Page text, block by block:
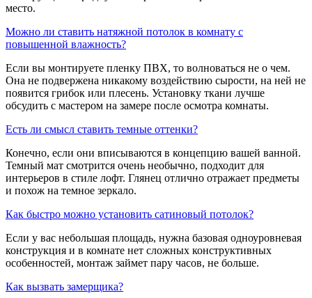
место.
​Можно ли ставить натяжной потолок в комнату с
повышенной влажность?
Если вы монтируете пленку ПВХ, то волноваться не о чем.
Она не подвержена никакому воздействию сырости, на ней не
появится грибок или плесень. Установку ткани лучше
обсудить с мастером на замере после осмотра комнаты.
​Есть ли смысл ставить темные оттенки?
Конечно, если они вписываются в концепцию вашей ванной.
Темный мат смотрится очень необычно, подходит для
интерьеров в стиле лофт. Глянец отлично отражает предметы
и похож на темное зеркало.
​Как быстро можно установить сатиновый потолок?
Если у вас небольшая площадь, нужна базовая одноуровневая
конструкция и в комнате нет сложных конструктивных
особенностей, монтаж займет пару часов, не больше.
​Как вызвать замерщика?